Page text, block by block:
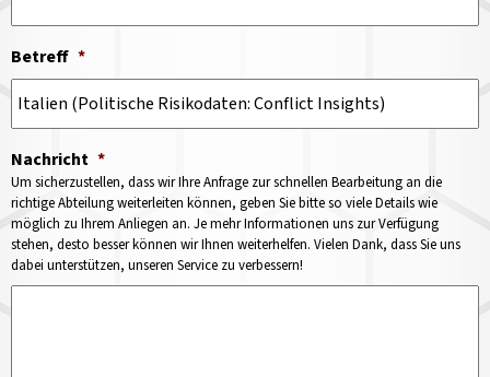
Betreff *
Nachricht *
Um sicherzustellen, dass wir Ihre Anfrage zur schnellen Bearbeitung an die
richtige Abteilung weiterleiten können, geben Sie bitte so viele Details wie
möglich zu Ihrem Anliegen an. Je mehr Informationen uns zur Verfügung
stehen, desto besser können wir Ihnen weiterhelfen. Vielen Dank, dass Sie uns
dabei unterstützen, unseren Service zu verbessern!